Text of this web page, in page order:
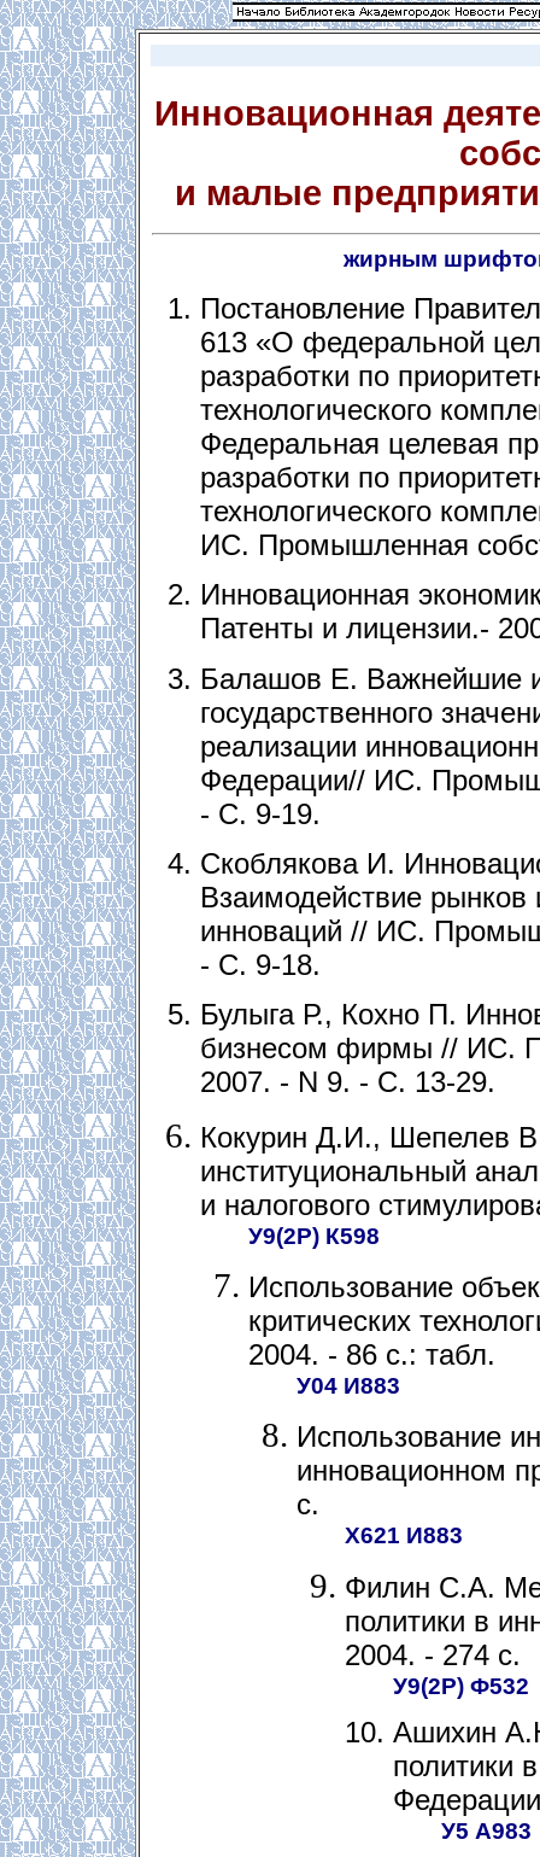
Инновационная
и малые
жирным
Постановление
613 «О федеральной
разработки по
технологического
Федеральная целевая
разработки по
технологического
ИС. Промышленная
Инновационная
Патенты и лицензии.-
Балашов Е. Важнейшие
государственного
реализации
Федерации// ИС.
- С. 9-19.
Скоблякова И.
Взаимодействие рынков
инноваций // ИС.
- С. 9-18.
Булыга Р., Кохно П.
бизнесом фирмы // ИС.
2007. - N 9. - С. 13-29.
Кокурин Д.И., Шепелев
институциональный
и налогового
У9(2Р) К598
Использование
критических
2004. - 86 с.: табл.
У04 И883
Использование
инновационном
с.
Х621 И883
Филин С.А.
политики в
2004. - 274 с.
У9(2Р) Ф532
Ашихин
политики
У5 А983